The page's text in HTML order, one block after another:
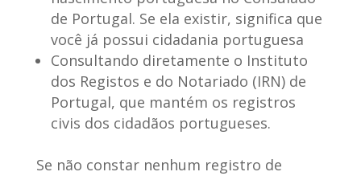
de Portugal. Se ela existir, significa que
você já possui cidadania portuguesa
Consultando diretamente o Instituto
dos Registos e do Notariado (IRN) de
Portugal, que mantém os registros
civis dos cidadãos portugueses.
Se não constar nenhum registro de